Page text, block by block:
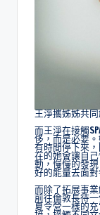
王淨攜姊姊共
而王淨在接觸
侈，而是必要
有時間停下來
在的她會讓自
動，慢慢的發
好的能量去面
而除了拓展事
前往倫敦長待
夏令營一樣的